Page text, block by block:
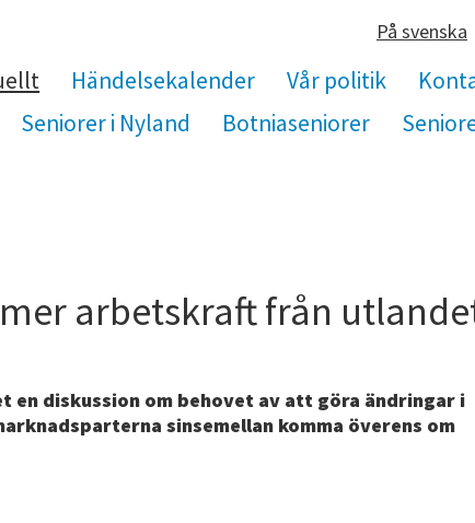
På svenska
Händelsekalender Vår politik
Seniorer i Nyland Botniaseniorer
arbetskraft från
en diskussion om behovet av att göra ändringar i
sinsemellan komma överens om